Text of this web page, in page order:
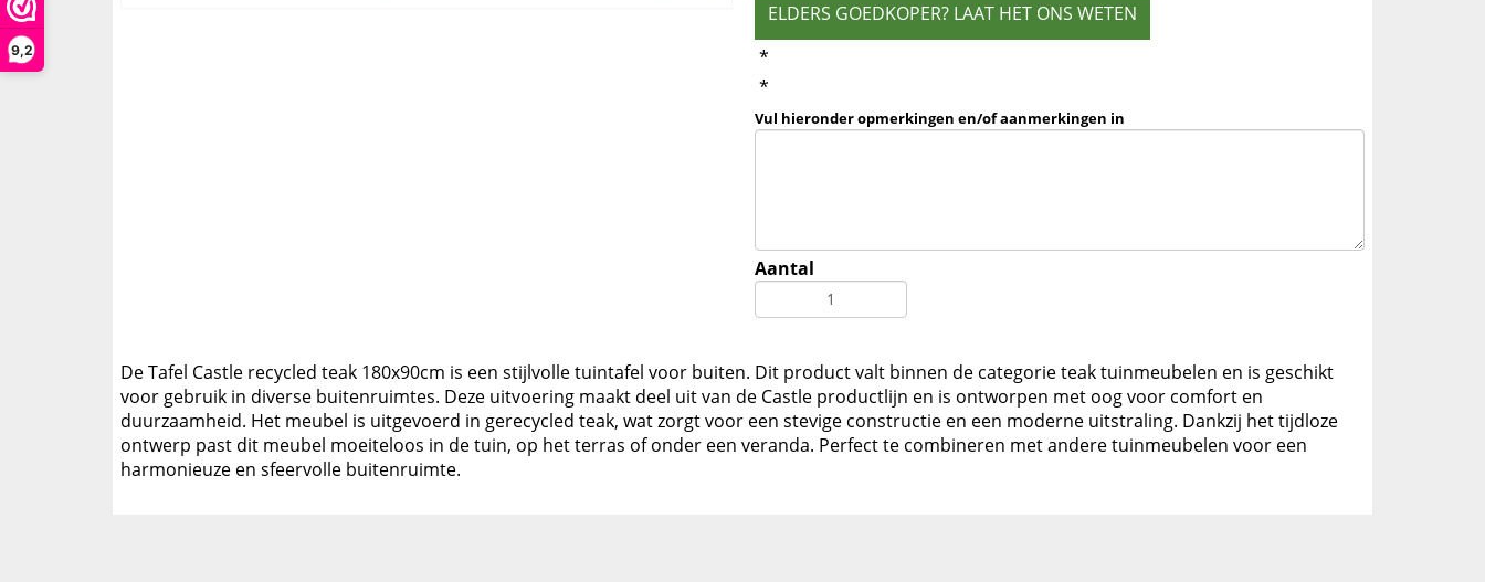
9,2
ELDERS GOEDKOPER? LAAT HET ONS WETEN
*
*
Vul hieronder opmerkingen en/of aanmerkingen in
Aantal
De Tafel Castle recycled teak 180x90cm is een stijlvolle tuintafel voor buiten. Dit product valt binnen de categorie teak tuinmeubelen en is geschikt
voor gebruik in diverse buitenruimtes. Deze uitvoering maakt deel uit van de Castle productlijn en is ontworpen met oog voor comfort en
duurzaamheid. Het meubel is uitgevoerd in gerecycled teak, wat zorgt voor een stevige constructie en een moderne uitstraling. Dankzij het tijdloze
ontwerp past dit meubel moeiteloos in de tuin, op het terras of onder een veranda. Perfect te combineren met andere tuinmeubelen voor een
harmonieuze en sfeervolle buitenruimte.